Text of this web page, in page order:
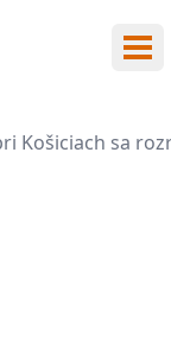
Košiciach sa